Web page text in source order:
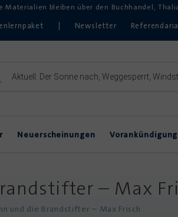
Materialien bleiben über den Buchhandel,
Newsletter
Neuerscheinungen
Theater
– Max
und die Brandstifter – Max Frisch